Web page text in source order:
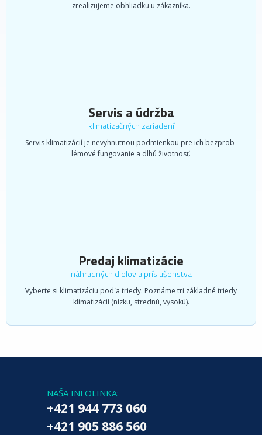
zrealizujeme obhliadku u zákazníka.
Servis a údržba
klimatizačných zariadení
Servis klimatizácií je nevyhnutnou podmienkou pre ich bezprob-
lémové fungovanie a dlhú životnosť.
Predaj klimatizácie
náhradných dielov a príslušenstva
Vyberte si klimatizáciu podľa triedy. Poznáme tri základné triedy
klimatizácií (nízku, strednú, vysokú).
NAŠA INFOLINKA:
+421 944 773 060
+421 905 886 560